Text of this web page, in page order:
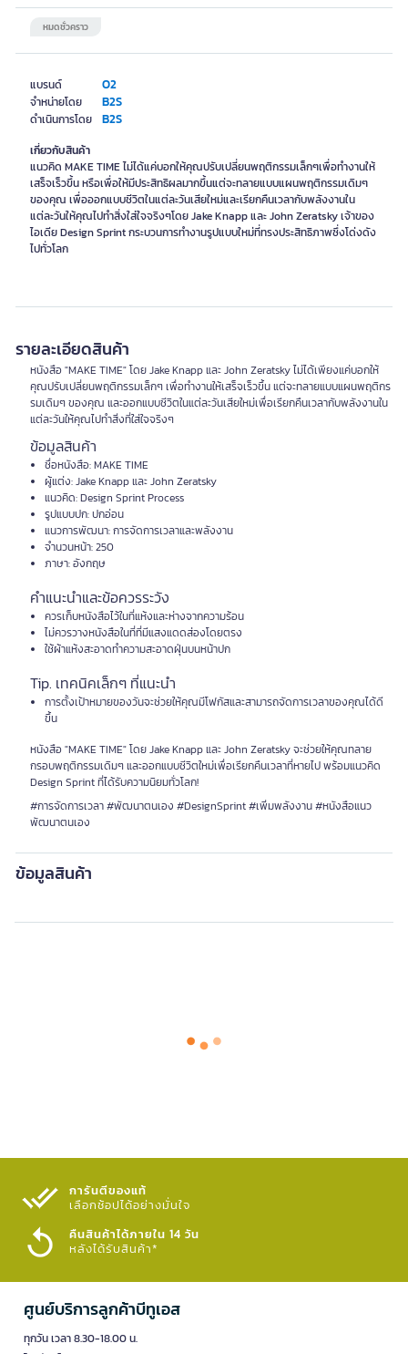
แบรนด์ O2
จำหน่ายโดย B2S
ดำเนินการโดย B2S
หมดชั่วคราว
เกี่ยวกับสินค้า
แนวคิด MAKE TIME ไม่ได้แค่บอกให้คุณปรับเปลี่ยนพฤติกรรมเล็กๆเพื่อทำงานให้
เสร็จเร็วขึ้น หรือเพื่อให้มีประสิทธิผลมากขึ้นแต่จะทลายแบบแผนพฤติกรรมเดิมๆ
ของคุณ เพื่อออกแบบชีวิตในแต่ละวันเสียใหม่และเรียกคืนเวลากับพลังงานใน
แต่ละวันให้คุณไปทำสิ่งใส่ใจจริงๆโดย Jake Knapp และ John Zeratsky เจ้าของ
ไอเดีย Design Sprint กระบวนการทำงานรูปแบบใหม่ที่ทรงประสิทธิภาพซึ่งโด่งดัง
ไปทั่วโลก
รายละเอียดสินค้า
หนังสือ "MAKE TIME" โดย Jake Knapp และ John Zeratsky ไม่ได้เพียงแค่บอกให้
คุณปรับเปลี่ยนพฤติกรรมเล็กๆ เพื่อทำงานให้เสร็จเร็วขึ้น แต่จะทลายแบบแผนพฤติกร
รมเดิมๆ ของคุณ และออกแบบชีวิตในแต่ละวันเสียใหม่เพื่อเรียกคืนเวลากับพลังงานใน
แต่ละวันให้คุณไปทำสิ่งที่ใส่ใจจริงๆ
ข้อมูลสินค้า
ชื่อหนังสือ: MAKE TIME
ผู้แต่ง: Jake Knapp และ John Zeratsky
แนวคิด: Design Sprint Process
รูปแบบปก: ปกอ่อน
แนวการพัฒนา: การจัดการเวลาและพลังงาน
จำนวนหน้า: 250
ภาษา: อังกฤษ
คำแนะนำและข้อควรระวัง
ควรเก็บหนังสือไว้ในที่แห้งและห่างจากความร้อน
ไม่ควรวางหนังสือในที่ที่มีแสงแดดส่องโดยตรง
ใช้ผ้าแห้งสะอาดทำความสะอาดฝุ่นบนหน้าปก
Tip. เทคนิคเล็กๆ ที่แนะนำ
การตั้งเป้าหมายของวันจะช่วยให้คุณมีโฟกัสและสามารถจัดการเวลาของคุณได้ดี
ขึ้น
หนังสือ "MAKE TIME" โดย Jake Knapp และ John Zeratsky จะช่วยให้คุณทลาย
กรอบพฤติกรรมเดิมๆ และออกแบบชีวิตใหม่เพื่อเรียกคืนเวลาที่หายไป พร้อมแนวคิด
Design Sprint ที่ได้รับความนิยมทั่วโลก!
#การจัดการเวลา #พัฒนาตนเอง #DesignSprint #เพิ่มพลังงาน #หนังสือแนว
พัฒนาตนเอง
ข้อมูลสินค้า
การันตีของแท้
เลือกช้อปได้อย่างมั่นใจ​
คืนสินค้าได้ภายใน 14 วัน
หลังได้รับสินค้า*
ศูนย์บริการลูกค้าบีทูเอส
ทุกวัน เวลา 8.30-18.00 น.